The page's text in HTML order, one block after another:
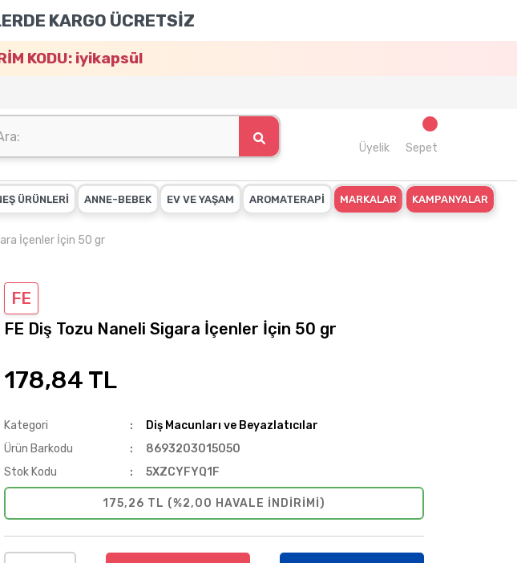
KARGO ÜCRETSİZ
KODU: iyikapsül
Üyelik Sepet
ÜRÜNLERİ ANNE-BEBEK EV VE YAŞAM AROMATERAPİ MARKALAR KAMPANYALAR
İçenler İçin 50 gr
FE
FE Diş Tozu Naneli Sigara İçenler İçin 50 gr
178,84 TL
Kategori
Diş Macunları ve Beyazlatıcılar
Ürün Barkodu
8693203015050
Stok Kodu
5XZCYFYQ1F
175,26 TL (%2,00 HAVALE INDIRIMI)